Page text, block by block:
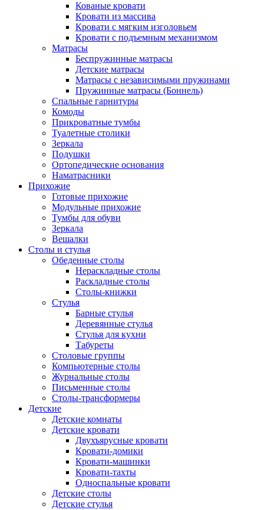
Кованые кровати
Кровати из массива
Кровати с мягким изголовьем
Кровати с подъемным механизмом
Матрасы
Беспружинные матрасы
Детские матрасы
Матрасы с независимыми пружинами
Пружинные матрасы (Боннель)
Спальные гарнитуры
Комоды
Прикроватные тумбы
Туалетные столики
Зеркала
Подушки
Ортопедические основания
Наматрасники
Прихожие
Готовые прихожие
Модульные прихожие
Тумбы для обуви
Зеркала
Вешалки
Столы и стулья
Обеденные столы
Нераскладные столы
Раскладные столы
Столы-книжки
Стулья
Барные стулья
Деревянные стулья
Стулья для кухни
Табуреты
Столовые группы
Компьютерные столы
Журнальные столы
Письменные столы
Столы-трансформеры
Детские
Детские комнаты
Детские кровати
Двухъярусные кровати
Кровати-домики
Кровати-машинки
Кровати-тахты
Односпальные кровати
Детские столы
Детские стулья